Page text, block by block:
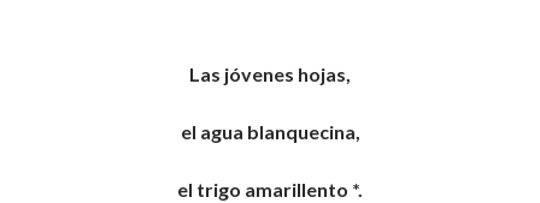
Las jóvenes hojas,
el agua blanquecina,
el trigo amarillento *.